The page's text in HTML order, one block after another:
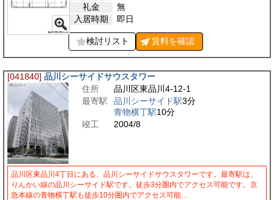
礼金
無
入居時期
即日
検討リスト 賃料を確認
[041840] 品川シーサイドサウスタワー
住所
品川区東品川4-12-1
最寄駅
品川シーサイド駅3分
青物横丁駅10分
竣工
2004/8
品川区東品川4丁目にある、品川シーサイドサウスタワーです。最寄駅は、
りんかい線の品川シーサイド駅です。徒歩3分圏内でアクセス可能です。京
急本線の青物横丁駅も徒歩10分圏内でアクセス可能…